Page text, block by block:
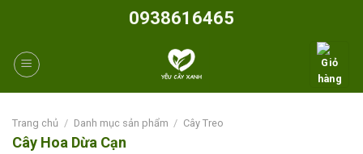
content
0938616465
Trang chủ / Danh mục sản phẩm / Cây Treo
Cây Hoa Dừa Cạn